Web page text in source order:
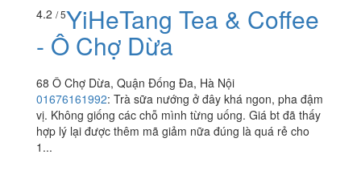
4.2 / 5YiHeTang Tea & Coffee
- Ô Chợ Dừa
68 Ô Chợ Dừa, Quận Đống Đa, Hà Nội
01676161992: Trà sữa nướng ở đây khá ngon, pha đậm
vị. Không giống các chỗ mình từng uống. Giá bt đã thấy
hợp lý lại được thêm mã giảm nữa đúng là quá rẻ cho
1...